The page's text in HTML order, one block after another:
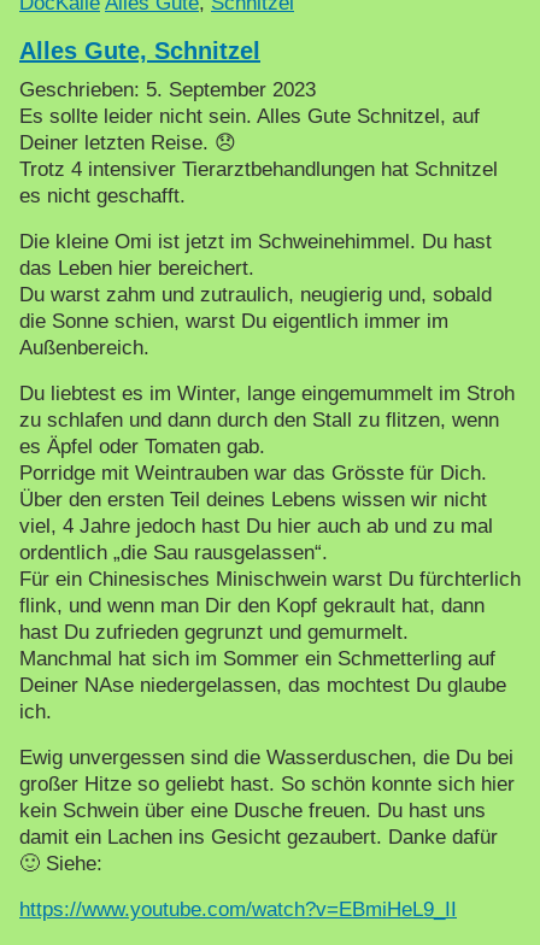
Alles Gute, Schnitzel
Geschrieben: 5. September 2023
Es sollte leider nicht sein. Alles Gute Schnitzel, auf
Deiner letzten Reise. 😞
Trotz 4 intensiver Tierarztbehandlungen hat Schnitzel
es nicht geschafft.
Die kleine Omi ist jetzt im Schweinehimmel. Du hast
das Leben hier bereichert.
Du warst zahm und zutraulich, neugierig und, sobald
die Sonne schien, warst Du eigentlich immer im
Außenbereich.
Du liebtest es im Winter, lange eingemummelt im Stroh
zu schlafen und dann durch den Stall zu flitzen, wenn
es Äpfel oder Tomaten gab.
Porridge mit Weintrauben war das Grösste für Dich.
Über den ersten Teil deines Lebens wissen wir nicht
viel, 4 Jahre jedoch hast Du hier auch ab und zu mal
ordentlich „die Sau rausgelassen“.
Für ein Chinesisches Minischwein warst Du fürchterlich
flink, und wenn man Dir den Kopf gekrault hat, dann
hast Du zufrieden gegrunzt und gemurmelt.
Manchmal hat sich im Sommer ein Schmetterling auf
Deiner NAse niedergelassen, das mochtest Du glaube
ich.
Ewig unvergessen sind die Wasserduschen, die Du bei
großer Hitze so geliebt hast. So schön konnte sich hier
kein Schwein über eine Dusche freuen. Du hast uns
damit ein Lachen ins Gesicht gezaubert. Danke dafür
🙂 Siehe:
https://www.youtube.com/watch?v=EBmiHeL9_II